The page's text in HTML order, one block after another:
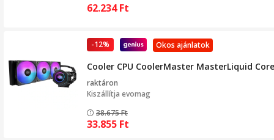
62.234Ft
Okos ajánlatok
-12%
Cooler CPU CoolerMaster MasterLiquid
raktáron
Kiszállítja evomag
38.675Ft
33.855 Ft